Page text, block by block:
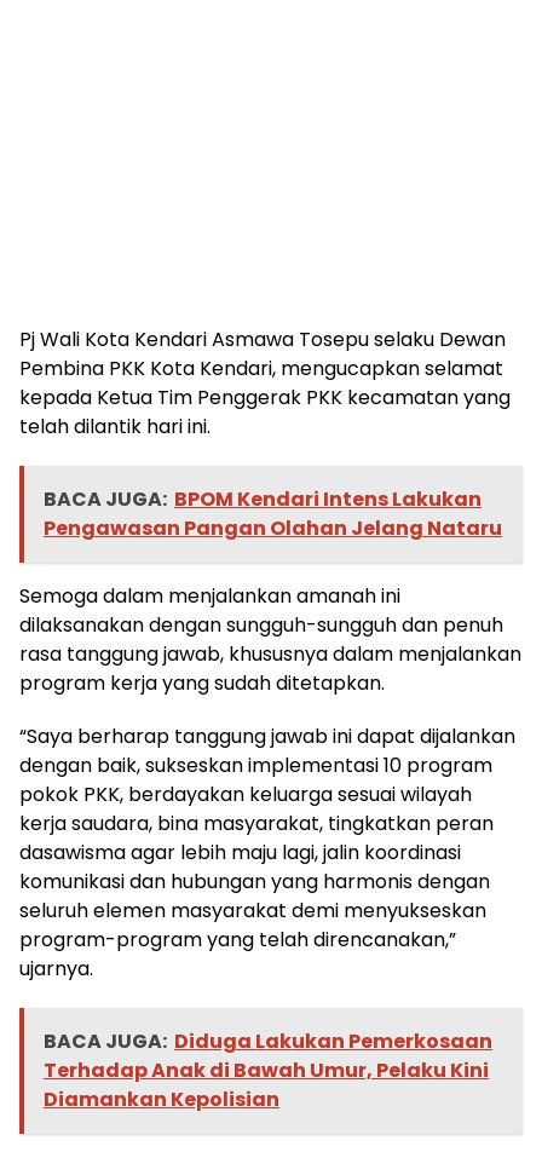
Pj Wali Kota Kendari Asmawa Tosepu selaku Dewan
Pembina PKK Kota Kendari, mengucapkan selamat
kepada Ketua Tim Penggerak PKK kecamatan yang
telah dilantik hari ini.
BACA JUGA: BPOM Kendari Intens Lakukan
Pengawasan Pangan Olahan Jelang Nataru
Semoga dalam menjalankan amanah ini
dilaksanakan dengan sungguh-sungguh dan penuh
rasa tanggung jawab, khususnya dalam menjalankan
program kerja yang sudah ditetapkan.
“Saya berharap tanggung jawab ini dapat dijalankan
dengan baik, sukseskan implementasi 10 program
pokok PKK, berdayakan keluarga sesuai wilayah
kerja saudara, bina masyarakat, tingkatkan peran
dasawisma agar lebih maju lagi, jalin koordinasi
komunikasi dan hubungan yang harmonis dengan
seluruh elemen masyarakat demi menyukseskan
program-program yang telah direncanakan,”
ujarnya.
BACA JUGA: Diduga Lakukan Pemerkosaan
Terhadap Anak di Bawah Umur, Pelaku Kini
Diamankan Kepolisian